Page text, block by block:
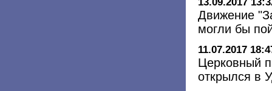
Движение
могли бы
11.07.2017
Церковный
открылся в